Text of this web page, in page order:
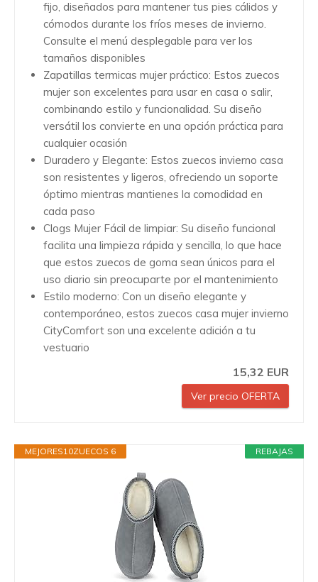
fijo, diseñados para mantener tus pies cálidos y
cómodos durante los fríos meses de invierno.
Consulte el menú desplegable para ver los
tamaños disponibles
Zapatillas termicas mujer práctico: Estos zuecos
mujer son excelentes para usar en casa o salir,
combinando estilo y funcionalidad. Su diseño
versátil los convierte en una opción práctica para
cualquier ocasión
Duradero y Elegante: Estos zuecos invierno casa
son resistentes y ligeros, ofreciendo un soporte
óptimo mientras mantienes la comodidad en
cada paso
Clogs Mujer Fácil de limpiar: Su diseño funcional
facilita una limpieza rápida y sencilla, lo que hace
que estos zuecos de goma sean únicos para el
uso diario sin preocuparte por el mantenimiento
Estilo moderno: Con un diseño elegante y
contemporáneo, estos zuecos casa mujer invierno
CityComfort son una excelente adición a tu
vestuario
15,32 EUR
Ver precio OFERTA
REBAJAS
MEJORES10ZUECOS 6